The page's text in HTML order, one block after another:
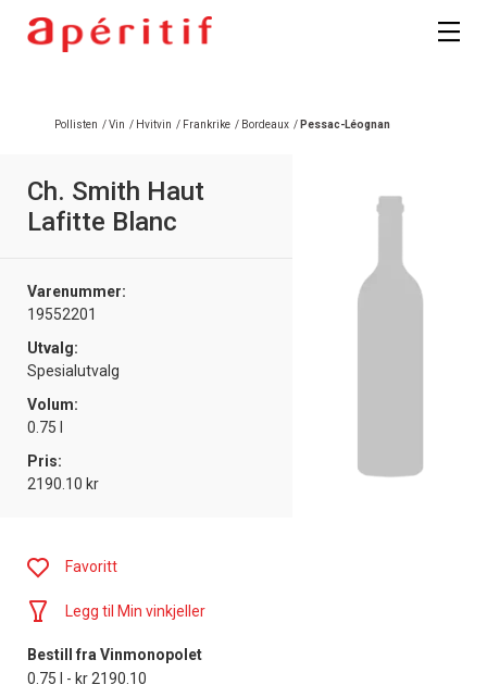
Pollisten /Vin / Hvitvin / Frankrike / Bordeaux / Pessac-Léognan
Ch. Smith Haut
Lafitte Blanc
Varenummer:
19552201
Utvalg:
Spesialutvalg
Volum:
0.75 l
Pris:
2190.10 kr
Favoritt
Legg til Min vinkjeller
Bestill fra Vinmonopolet
0.75 l - kr 2190.10